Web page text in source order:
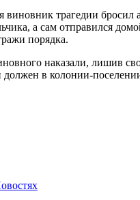
виновник трагедии бросил
а сам отправился
порядка.
наказали, лишив
должен в колонии-